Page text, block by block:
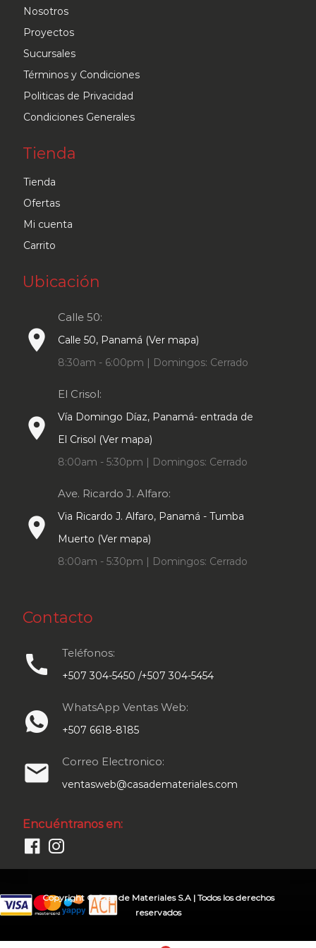
Nosotros
Proyectos
Sucursales
Términos y Condiciones
Politicas de Privacidad
Condiciones Generales
Tienda
Tienda
Ofertas
Mi cuenta
Carrito
Ubicación
place
Calle 50:
Calle 50, Panamá (Ver mapa)
8:30am - 6:00pm | Domingos: Cerrado
place
El Crisol:
Vía Domingo Díaz, Panamá- entrada de
El Crisol (Ver mapa)
8:00am - 5:30pm | Domingos: Cerrado
place
Ave. Ricardo J. Alfaro:
Via Ricardo J. Alfaro, Panamá - Tumba
Muerto (Ver mapa)
8:00am - 5:30pm | Domingos: Cerrado
Contacto
call Teléfonos:
+507 304-5450 /+507 304-5454
WhatsApp Ventas Web:
+507 6618-8185
email Correo Electronico:
ventasweb@casademateriales.com
Encuéntranos en:
Copyright © Casa de Materiales S.A | Todos los derechos
reservados